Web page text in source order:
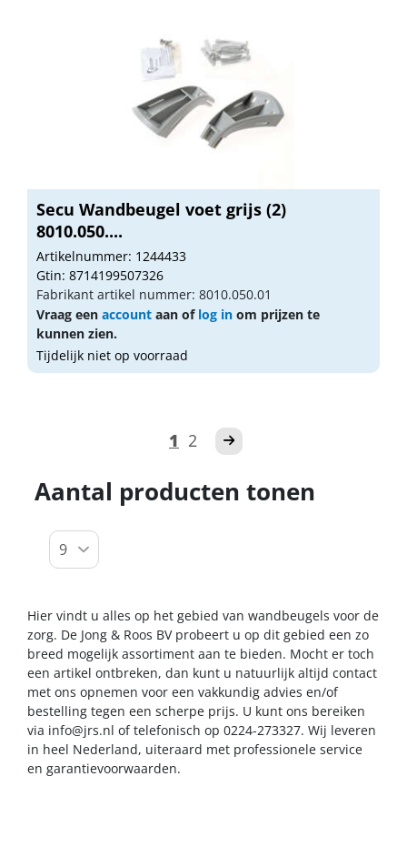
Secu Wandbeugel voet grijs (2)
8010.050....
Artikelnummer: 1244433
Gtin: 8714199507326
Fabrikant artikel nummer: 8010.050.01
Vraag een account aan of log in om prijzen te
kunnen zien.
Tijdelijk niet op voorraad
1 2
Aantal producten tonen
Hier vindt u alles op het gebied van wandbeugels voor de
zorg. De Jong & Roos BV probeert u op dit gebied een zo
breed mogelijk assortiment aan te bieden. Mocht er toch
een artikel ontbreken, dan kunt u natuurlijk altijd contact
met ons opnemen voor een vakkundig advies en/of
bestelling tegen een scherpe prijs. U kunt ons bereiken
via info@jrs.nl of telefonisch op 0224-273327. Wij leveren
in heel Nederland, uiteraard met professionele service
en garantievoorwaarden.